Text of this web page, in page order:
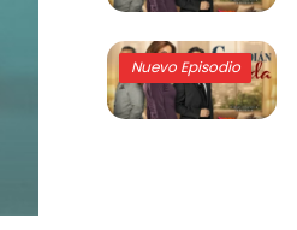
Nuevo Episodio